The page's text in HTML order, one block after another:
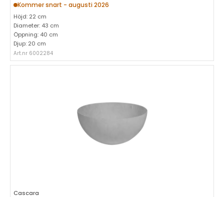
Kommer snart - augusti 2026
Höjd: 22 cm
Diameter: 43 cm
Öppning: 40 cm
Djup: 20 cm
Art.nr 6002284
Cascara